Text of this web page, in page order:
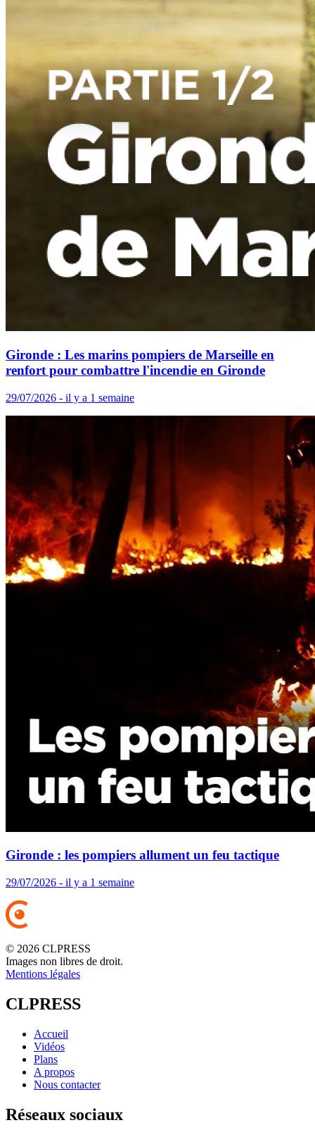
Gironde : Les marins pompiers de Marseille en
renfort pour combattre l'incendie en Gironde
29/07/2026 - il y a 1 semaine
Gironde : les pompiers allument un feu tactique
29/07/2026 - il y a 1 semaine
© 2026 CLPRESS
Images non libres de droit.
Mentions légales
CLPRESS
Accueil
Vidéos
Plans
A propos
Nous contacter
Réseaux sociaux